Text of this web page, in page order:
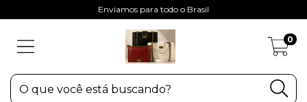
Enviamos para todo o Brasil
0